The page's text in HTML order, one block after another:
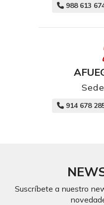
988 613
914 678
Suscríbete a nuestro